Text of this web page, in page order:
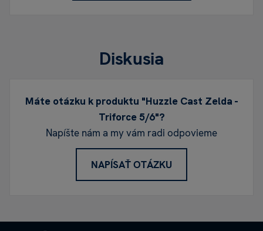
Diskusia
Máte otázku k produktu "Huzzle Cast Zelda -
Triforce 5/6"?
Napíšte nám a my vám radi odpovieme
NAPÍSAŤ OTÁZKU